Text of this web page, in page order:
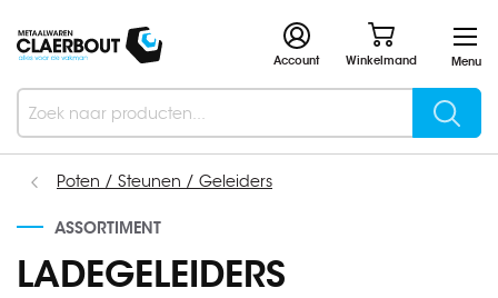
Menu
Winkelmand
Account
Search
Poten / Steunen / Geleiders
ASSORTIMENT
LADEGELEIDERS